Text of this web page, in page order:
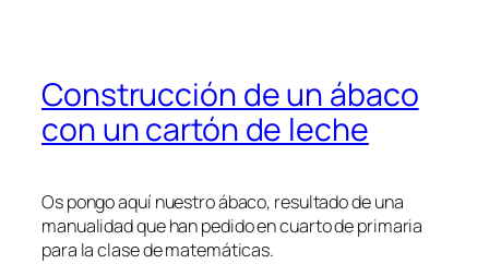
Construcción de un ábaco
con un cartón de leche
Os pongo aquí nuestro ábaco, resultado de una
manualidad que han pedido en cuarto de primaria
para la clase de matemáticas.